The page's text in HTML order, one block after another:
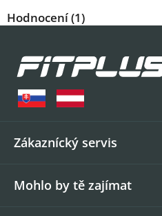
Hodnocení (1)
Zákaznícký servis
Mohlo by tě zajímat